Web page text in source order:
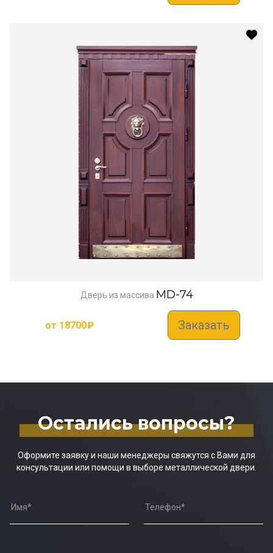
Дверь из массива MD-74
от 18700₽ Заказать
Остались вопросы?
Оформите заявку и наши менеджеры свяжутся с Вами для
консультации или помощи в выборе металлической двери.